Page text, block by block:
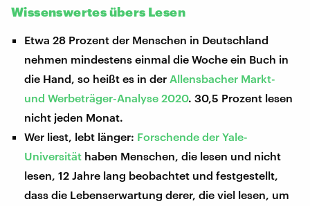
Wissenswertes übers Lesen
Etwa 28 Prozent der Menschen in Deutschland
nehmen mindestens einmal die Woche ein Buch in
die Hand, so heißt es in der Allensbacher Markt-
und Werbeträger-Analyse 2020. 30,5 Prozent lesen
nicht jeden Monat.
Wer liest, lebt länger: Forschende der Yale-
Universität haben Menschen, die lesen und nicht
lesen, 12 Jahre lang beobachtet und festgestellt,
dass die Lebenserwartung derer, die viel lesen, um